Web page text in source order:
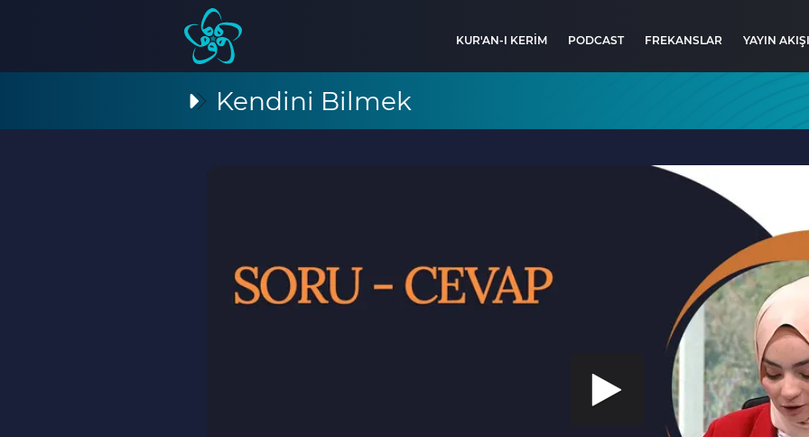
KUR'AN-I KERİM PODCAST FREKANSLAR YAYIN AKIŞI
Kendini Bilmek